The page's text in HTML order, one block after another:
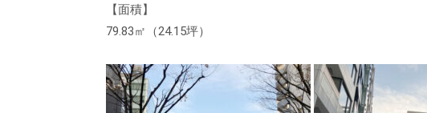
【面積】
79.83㎡（24.15坪）